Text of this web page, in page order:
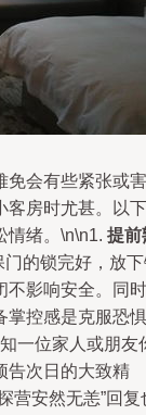
免会有些紧张或害
客房时尤甚。以下
情绪。\n\n1. 提前
的锁完好，放
不影响安全。同时
掌控感是克服恐惧
一位家人或朋友
告次日的大致精
营安然无恙”回复